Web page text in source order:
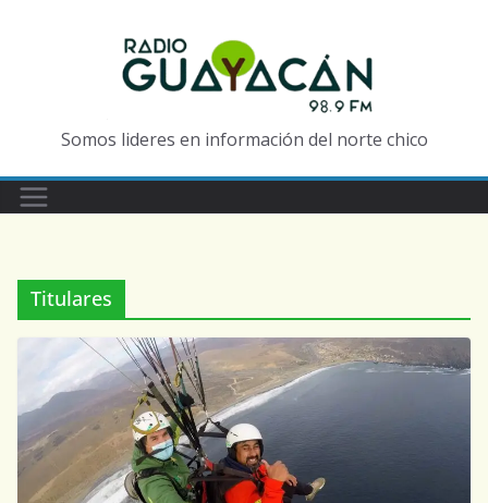
Somos lideres en información del norte chico
Titulares